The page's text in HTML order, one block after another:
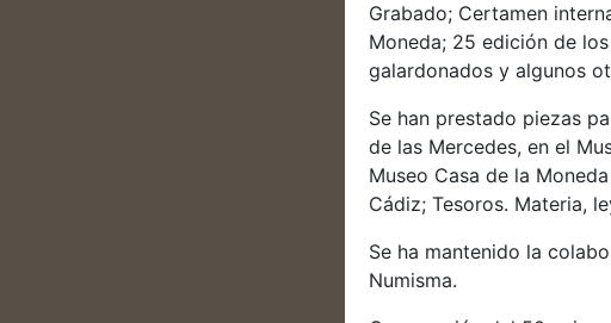
Grabado; Certamen
Moneda; 25 edición de
galardonados y algunos
Se han prestado piezas
de las Mercedes, en el
Museo Casa de la
Cádiz; Tesoros. Materia,
Se ha mantenido la
Numisma.